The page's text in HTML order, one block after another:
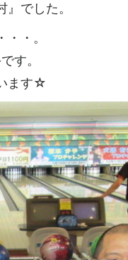
』でした。
・。
す。
ます☆